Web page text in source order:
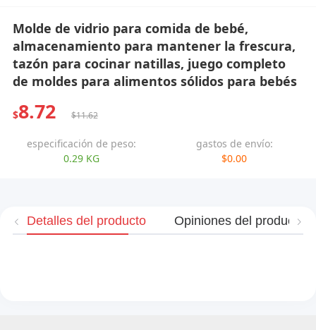
Molde de vidrio para comida de bebé,
almacenamiento para mantener la frescura,
tazón para cocinar natillas, juego completo
de moldes para alimentos sólidos para bebés
$8.72 $11.62
especificación de peso:
0.29 KG
gastos de envío:
$0.00
Detalles del producto Opiniones del producto